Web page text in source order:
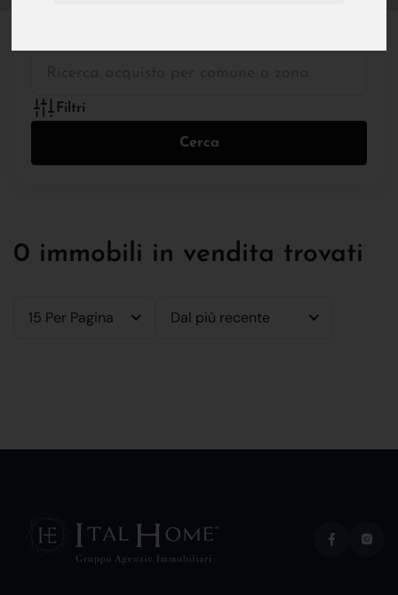
Filtri
Cerca
0 immobili in vendita trovati
15 Per Pagina Dal più recente